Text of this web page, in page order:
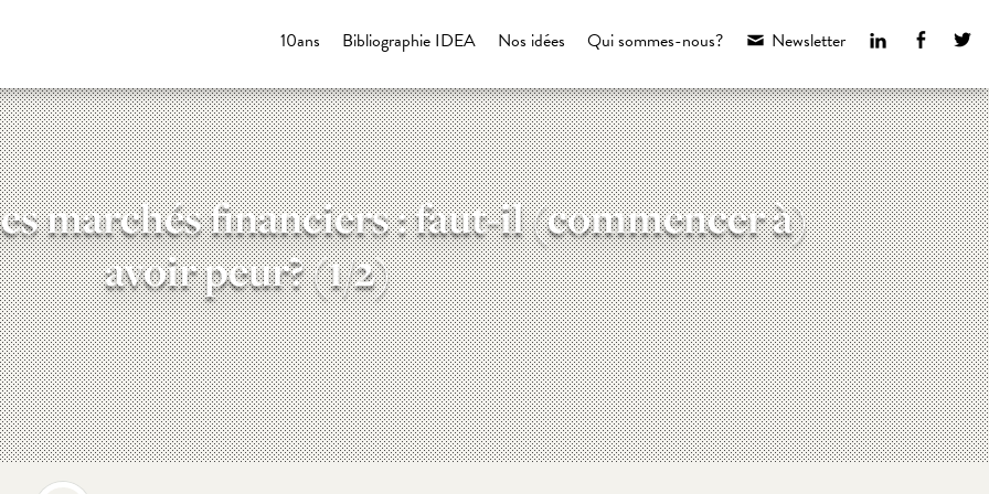
LinkedIn
Newsletter
Qui sommes-nous?
Nos idées
Bibliographie IDEA
10ans
marchés financiers : faut-il (commencer à)
avoir peur? (1/2)